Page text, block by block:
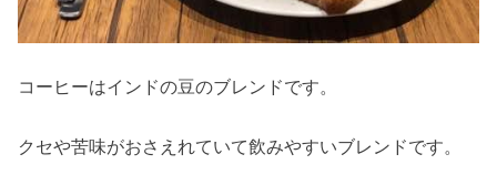
コーヒーはインドの豆のブレンドです。
クセや苦味がおさえれていて飲みやすいブレンドです。